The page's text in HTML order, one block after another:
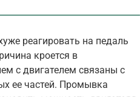
реагировать на педаль
кроется в
с двигателем связаны с
ее частей. Промывка